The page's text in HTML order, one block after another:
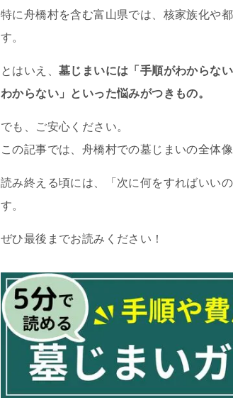
特に舟橋村を含む富山県では、核家族化や
す。
とはいえ、 墓じまいには「手順がわからな
わからない」といった悩みがつきもの。
でも、ご安心ください。
この記事では、舟橋村での墓じまいの全体
読み終える頃には、「次に何をすればいい
す。
ぜひ最後までお読みください！